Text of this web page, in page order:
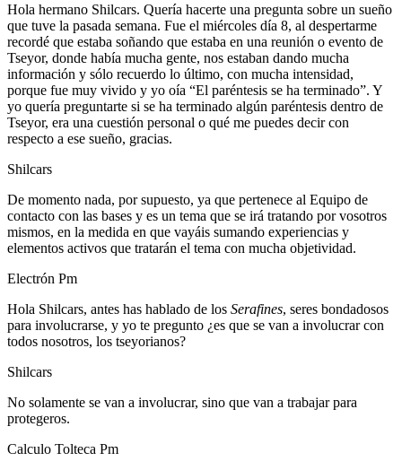
Hola hermano Shilcars. Quería hacerte una pregunta sobre un sueño
que tuve la pasada semana. Fue el miércoles día 8, al despertarme
recordé que estaba soñando que estaba en una reunión o evento de
Tseyor, donde había mucha gente, nos estaban dando mucha
información y sólo recuerdo lo último, con mucha intensidad,
porque fue muy vivido y yo oía “El paréntesis se ha terminado”. Y
yo quería preguntarte si se ha terminado algún paréntesis dentro de
Tseyor, era una cuestión personal o qué me puedes decir con
respecto a ese sueño, gracias.
Shilcars
De momento nada, por supuesto, ya que pertenece al Equipo de
contacto con las bases y es un tema que se irá tratando por vosotros
mismos, en la medida en que vayáis sumando experiencias y
elementos activos que tratarán el tema con mucha objetividad.
Electrón Pm
Hola Shilcars, antes has hablado de los Serafines, seres bondadosos
para involucrarse, y yo te pregunto ¿es que se van a involucrar con
todos nosotros, los tseyorianos?
Shilcars
No solamente se van a involucrar, sino que van a trabajar para
protegeros.
Calculo Tolteca Pm